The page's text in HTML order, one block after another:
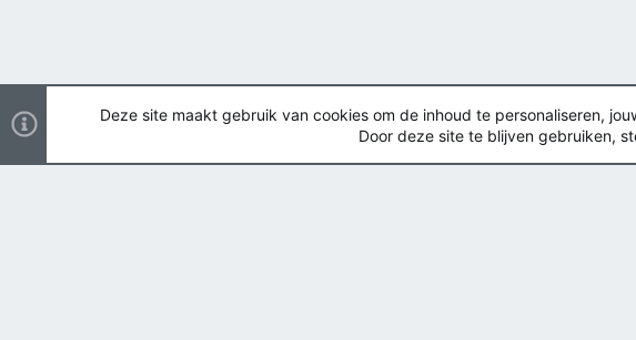
Deze site maakt gebruik van cookies om de inhoud te personaliseren,
Door deze site te blijven gebruiken,